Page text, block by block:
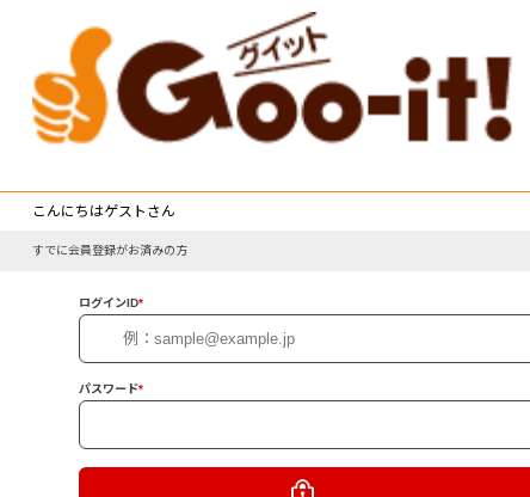
こんにちはゲストさん
すでに会員登録がお済みの方
ログインID*
パスワード*